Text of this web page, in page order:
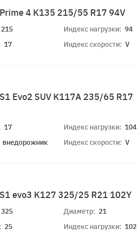
4 K135 215/55 R17 94V
215
17
Индекс нагрузки: 94
Индекс скорости: V
Evo2 SUV K117A 235/65 R17
17
внедорожник
Индекс нагрузки: 104
Индекс скорости: V
evo3 K127 325/25 R21 102Y
325
25
Диаметр: 21
Индекс нагрузки: 102